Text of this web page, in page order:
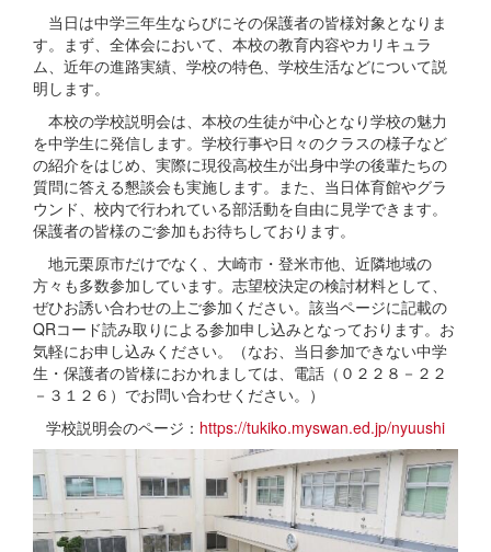
当日は中学三年生ならびにその保護者の皆様対象となりま
す。まず、全体会において、本校の教育内容やカリキュラ
ム、近年の進路実績、学校の特色、学校生活などについて説
明します。
本校の学校説明会は、本校の生徒が中心となり学校の魅力
を中学生に発信します。学校行事や日々のクラスの様子など
の紹介をはじめ、実際に現役高校生が出身中学の後輩たちの
質問に答える懇談会も実施します。また、当日体育館やグラ
ウンド、校内で行われている部活動を自由に見学できます。
保護者の皆様のご参加もお待ちしております。
地元栗原市だけでなく、大崎市・登米市他、近隣地域の
方々も多数参加しています。志望校決定の検討材料として、
ぜひお誘い合わせの上ご参加ください。該当ページに記載の
QRコード読み取りによる参加申し込みとなっております。お
気軽にお申し込みください。（なお、当日参加できない中学
生・保護者の皆様におかれましては、電話（０２２８－２２
－３１２６）でお問い合わせください。）
学校説明会のページ： https://tukiko.myswan.ed.jp/nyuushi